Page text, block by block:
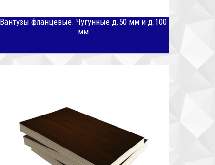
Вантузы фланцевые. Чугунные д.50 мм и д.100
мм